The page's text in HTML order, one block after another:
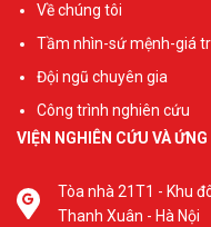
Về chúng tôi
Tầm nhìn-sứ mệnh-giá
Đội ngũ chuyên gia
Công trình nghiên cứu
VIỆN NGHIÊN CỨU VÀ
Tòa nhà 21T1 - Khu
Thanh Xuân - Hà Nội